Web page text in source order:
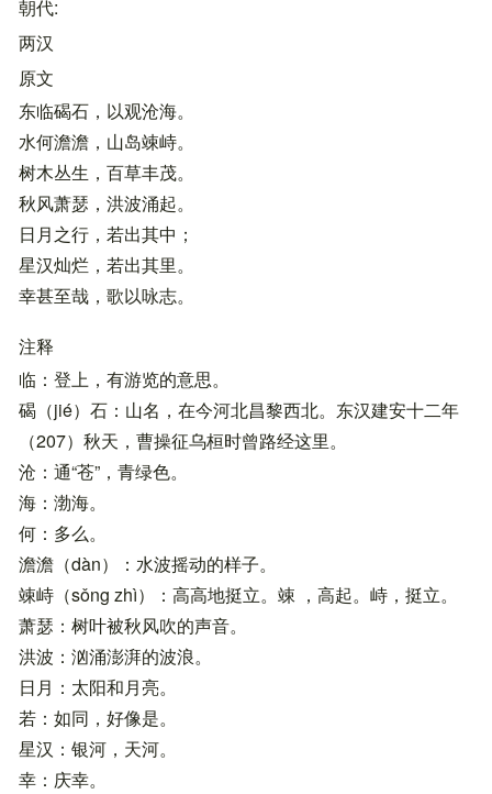
朝代
两汉
原文
东临碣石，以观沧海。
水何澹澹，山岛竦峙。
树木丛生，百草丰茂。
秋风萧瑟，洪波涌起。
日月之行，若出其中；
星汉灿烂，若出其里。
幸甚至哉，歌以咏志。
注释
临：登上，有游览的意思。
碣（jié）石：山名，在今河北昌黎西北。东汉建安十二年
（207）秋天，曹操征乌桓时曾路经这里。
沧：通“苍”，青绿色。
海：渤海。
何：多么。
澹澹（dàn）：水波摇动的样子。
竦峙（sǒng zhì）：高高地挺立。竦 ，高起。峙，挺立。
萧瑟：树叶被秋风吹的声音。
洪波：汹涌澎湃的波浪。
日月：太阳和月亮。
若：如同，好像是。
星汉：银河，天河。
幸：庆幸。